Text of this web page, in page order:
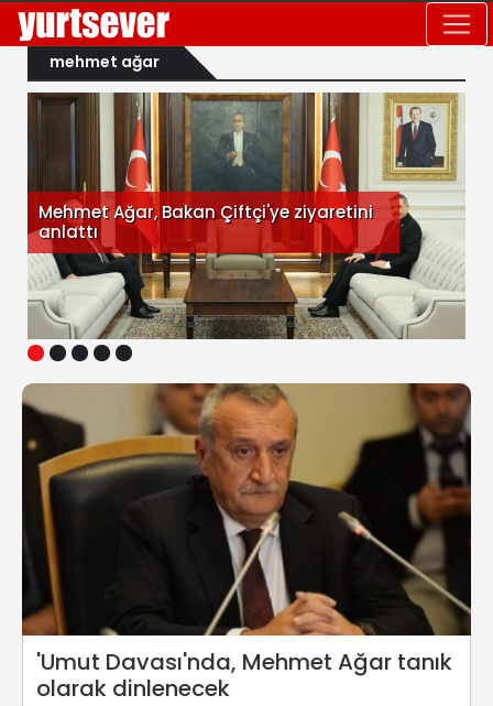
mehmet ağar
1 2 3 4 5
Mehmet Ağar, Bakan Çiftçi'ye ziyaretini
anlattı
'Umut Davası'nda, Mehmet Ağar tanık
olarak dinlenecek